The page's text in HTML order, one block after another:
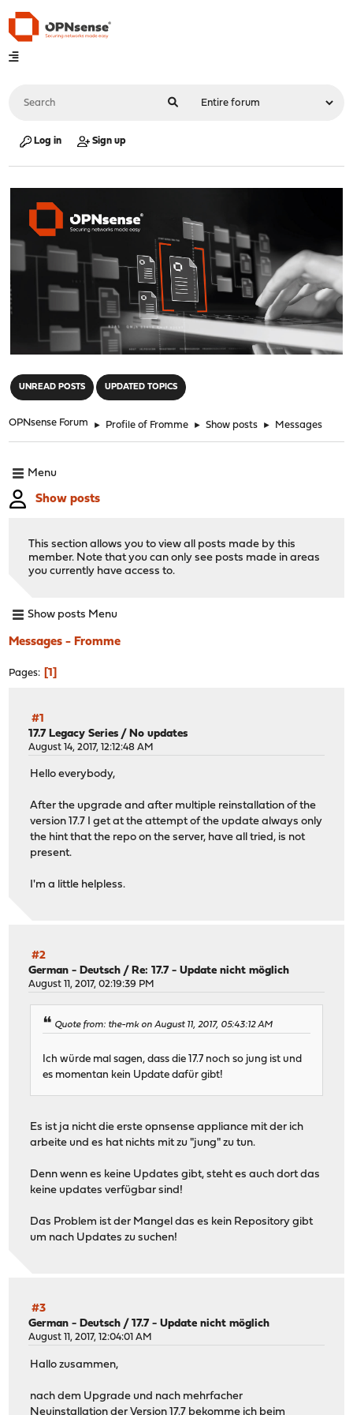
Log in Sign up
UNREAD POSTS UPDATED TOPICS
OPNsense Forum ► Profile of Fromme ► Show posts ► Messages
Menu
Show posts
This section allows you to view all posts made by this
member. Note that you can only see posts made in areas
you currently have access to.
Show posts Menu
Messages - Fromme
Pages 1
#1
17.7 Legacy Series / No updates
August 14, 2017, 12:12:48 AM
Hello everybody,
After the upgrade and after multiple reinstallation of the
version 17.7 I get at the attempt of the update always only
the hint that the repo on the server, have all tried, is not
present.
I'm a little helpless.
#2
German - Deutsch /Re: 17.7 - Update nicht möglich
August 11, 2017, 02:19:39 PM
Quote from: the-mk on August 11, 2017, 05:43:12 AM
Ich würde mal sagen, dass die 17.7 noch so jung ist und
es momentan kein Update dafür gibt!
Es ist ja nicht die erste opnsense appliance mit der ich
arbeite und es hat nichts mit zu "jung" zu tun.
Denn wenn es keine Updates gibt, steht es auch dort das
keine updates verfügbar sind!
Das Problem ist der Mangel das es kein Repository gibt
um nach Updates zu suchen!
#3
German - Deutsch /17.7 - Update nicht möglich
August 11, 2017, 12:04:01 AM
Hallo zusammen,
nach dem Upgrade und nach mehrfacher
Neuinstallation der Version 17.7 bekomme ich beim